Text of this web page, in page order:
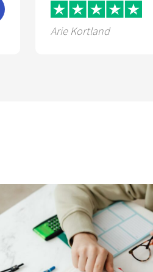
Arie Kortland